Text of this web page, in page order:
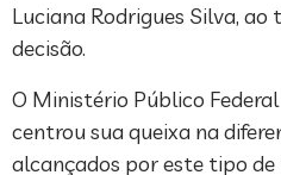
Luciana Rodrigues Silva,
decisão.
O Ministério Público
centrou sua queixa na
alcançados por este tipo